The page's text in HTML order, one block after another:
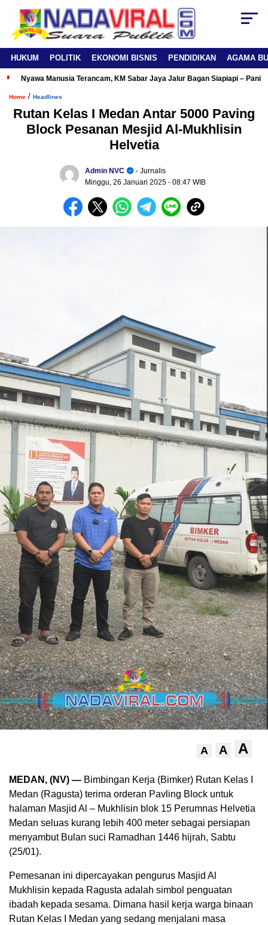
HUKUM POLITIK EKONOMI BISNIS PENDIDIKAN AGAMA
Nyawa Manusia Terancam, KM Sabar Jaya Jalur Bagan Siapiapi –
Home / Headlines
Rutan Kelas I Medan Antar 5000 Paving
Block Pesanan Mesjid Al-Mukhlisin
Helvetia
Admin NVC
- Jurnalis
Minggu, 26 Januari 2025 - 08:47 WIB
A A A
MEDAN, (NV) — Bimbingan Kerja (Bimker) Rutan Kelas I
Medan (Ragusta) terima orderan Pavling Block untuk
halaman Masjid Al – Mukhlisin blok 15 Perumnas Helvetia
Medan seluas kurang lebih 400 meter sebagai persiapan
menyambut Bulan suci Ramadhan 1446 hijrah, Sabtu
(25/01).
Pemesanan ini dipercayakan pengurus Masjid Al
Mukhlisin kepada Ragusta adalah simbol penguatan
ibadah kepada sesama. Dimana hasil kerja warga binaan
Rutan Kelas I Medan yang sedang menjalani masa